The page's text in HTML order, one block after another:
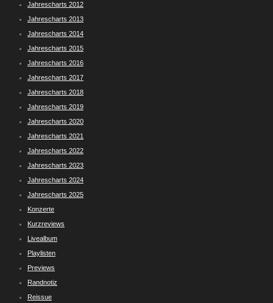
Jahrescharts 2012
Jahrescharts 2013
Jahrescharts 2014
Jahrescharts 2015
Jahrescharts 2016
Jahrescharts 2017
Jahrescharts 2018
Jahrescharts 2019
Jahrescharts 2020
Jahrescharts 2021
Jahrescharts 2022
Jahrescharts 2023
Jahrescharts 2024
Jahrescharts 2025
Konzerte
Kurzreviews
Livealbum
Playlisten
Previews
Randnotiz
Reissue